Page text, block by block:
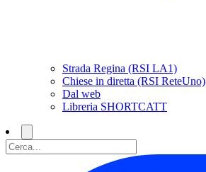
Strada Regina (RSI LA1)
Chiese in diretta (RSI ReteUno)
Dal web
Libreria SHORTCATT